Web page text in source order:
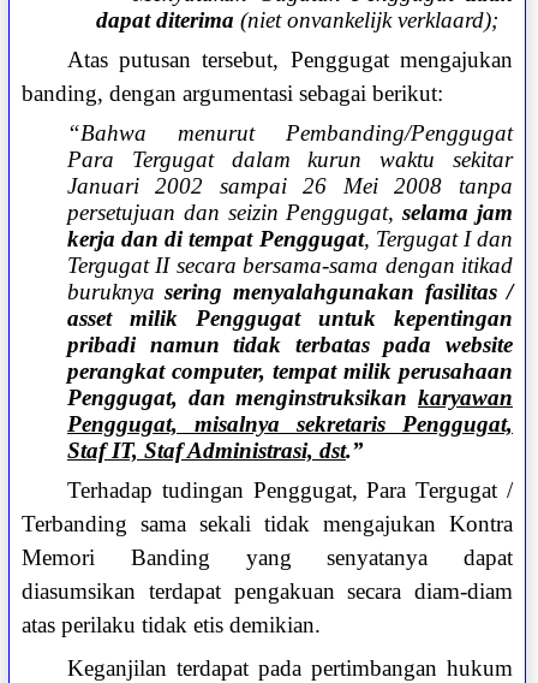
dapat diterima (niet onvankelijk verklaard);
Atas putusan tersebut, Penggugat mengajukan
banding, dengan argumentasi sebagai berikut:
“Bahwa menurut Pembanding/Penggugat
Para Tergugat dalam kurun waktu sekitar
Januari 2002 sampai 26 Mei 2008 tanpa
persetujuan dan seizin Penggugat,selama jam
kerja dan di tempat Penggugat, Tergugat I dan
Tergugat II secara bersama-sama dengan itikad
buruknyasering menyalahgunakan fasilitas /
asset milik Penggugat untuk kepentingan
pribadi namun tidak terbatas pada website
perangkat computer, tempat milik perusahaan
Penggugat, dan menginstruksikan karyawan
Penggugat, misalnya sekretaris Penggugat,
Staf IT, Staf Administrasi, dst.”
Terhadap tudingan Penggugat, Para Tergugat /
Terbanding sama sekali tidak mengajukan Kontra
Memori Banding yang senyatanya dapat
diasumsikan terdapat pengakuan secara diam-diam
atas perilaku tidak etis demikian.
Keganjilan terdapat pada pertimbangan hukum